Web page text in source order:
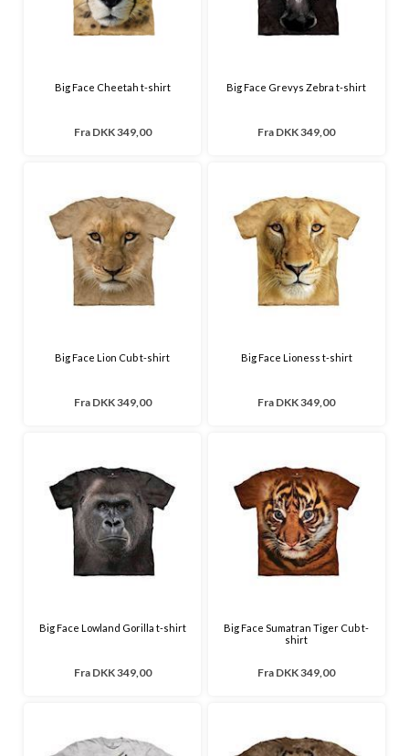
Big Face Cheetah t-shirt
Fra DKK 349,00
Big Face Grevys Zebra t-shirt
Fra DKK 349,00
Big Face Lion Cub t-shirt
Fra DKK 349,00
Big Face Lioness t-shirt
Fra DKK 349,00
Big Face Lowland Gorilla t-shirt
Fra DKK 349,00
Big Face Sumatran Tiger Cub t-
shirt
Fra DKK 349,00